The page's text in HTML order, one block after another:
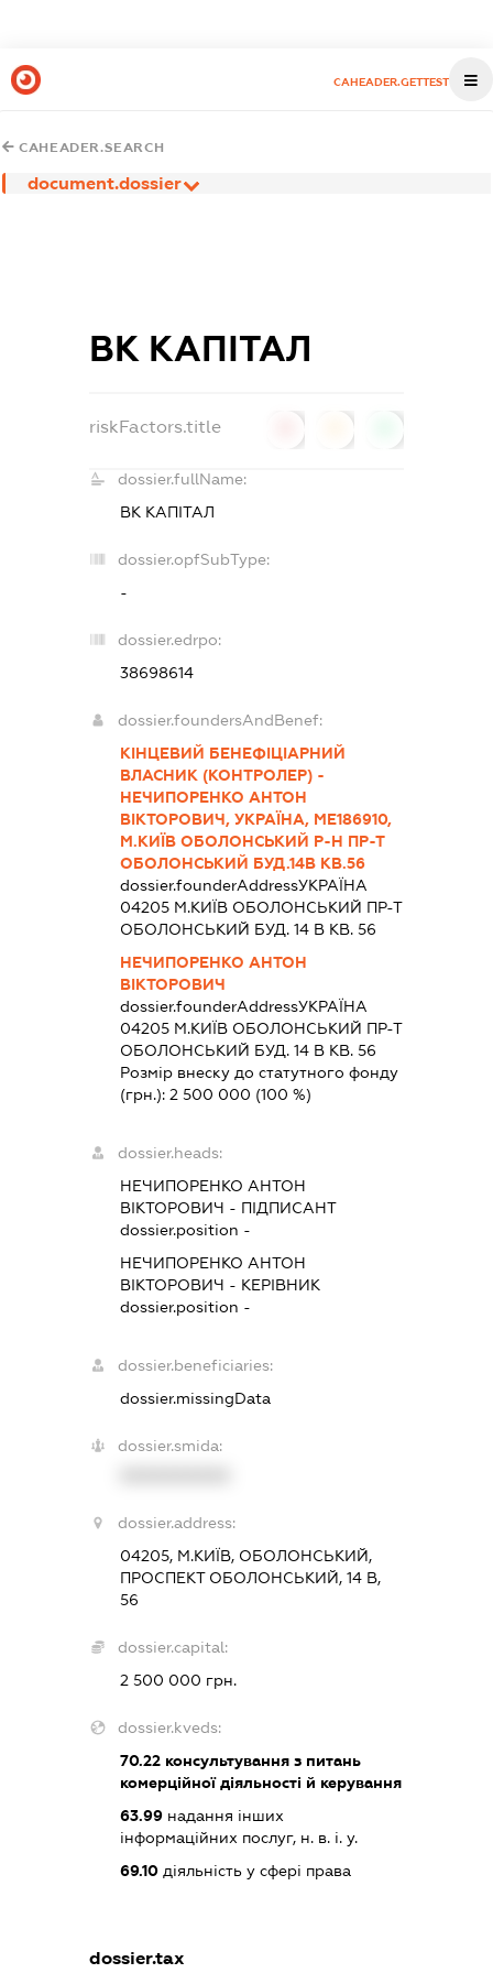
CAHEADER.GETTEST
CAHEADER.SEARCH
document.dossier
ВК КАПІТАЛ
riskFactors.title
dossier.fullName:
ВК КАПІТАЛ
dossier.opfSubType:
-
dossier.edrpo:
38698614
dossier.foundersAndBenef:
КІНЦЕВИЙ БЕНЕФІЦІАРНИЙ
ВЛАСНИК (КОНТРОЛЕР) -
НЕЧИПОРЕНКО АНТОН
ВІКТОРОВИЧ, УКРАЇНА, МЕ186910,
М.КИЇВ ОБОЛОНСЬКИЙ Р-Н ПР-Т
ОБОЛОНСЬКИЙ БУД.14В КВ.56
dossier.founderAddressУКРАЇНА
04205 М.КИЇВ ОБОЛОНСЬКИЙ ПР-Т
ОБОЛОНСЬКИЙ БУД. 14 В КВ. 56
НЕЧИПОРЕНКО АНТОН
ВІКТОРОВИЧ
dossier.founderAddressУКРАЇНА
04205 М.КИЇВ ОБОЛОНСЬКИЙ ПР-Т
ОБОЛОНСЬКИЙ БУД. 14 В КВ. 56
Розмір внеску до статутного фонду
(грн.):2 500 000 (100 %)
dossier.heads:
НЕЧИПОРЕНКО АНТОН
ВІКТОРОВИЧ - ПІДПИСАНТ
dossier.position -
НЕЧИПОРЕНКО АНТОН
ВІКТОРОВИЧ - КЕРІВНИК
dossier.position -
dossier.beneficiaries:
dossier.missingData
dossier.smida:
dossier.address:
04205, М.КИЇВ, ОБОЛОНСЬКИЙ,
ПРОСПЕКТ ОБОЛОНСЬКИЙ, 14 В,
56
dossier.capital:
2 500 000 грн.
dossier.kveds:
70.22 консультування з питань
комерційної діяльності й керування
63.99 надання інших
інформаційних послуг, н. в. і. у.
69.10 діяльність у сфері права
dossier.tax